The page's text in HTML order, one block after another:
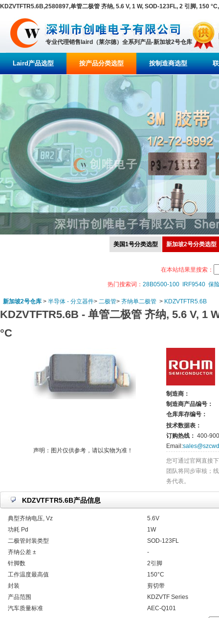
KDZVTFTR5.6B,2580897,单管二极管 齐纳, 5.6 V, 1 W, SOD-123FL, 2 引脚, 150
专业代理销售laird（莱尔德）全系列产品-新加坡2号仓库
Laird产品选型 按产品分类选型 按制造商选型
美国1号分类选型 新加坡2号分类选型
在本站结果里搜索：
热门搜索词： 28B0500-100 IRF9540 保
新加坡2号仓库 > 半导体 - 分立器件> 二极管> 齐纳单二极管 > KDZVTFTR5.6B
KDZVTFTR5.6B - 单管二极管 齐纳, 5.6 V, 1
°C
声明：图片仅供参考，请以实物为准！
制造商：
制造商产品编号：
仓库库存编号：
技术数据表：
订购热线： 400-
Email:
您可通过官网直接
团队将同步审核；
务代表。
KDZVTFTR5.6B产品信息
典型齐纳电压, Vz
5.6V
功耗 Pd
1W
二极管封装类型
SOD-123FL
齐纳公差 ±
-
针脚数
2引脚
工作温度最高值
150°C
封装
剪切带
产品范围
KDZVTF Series
汽车质量标准
AEC-Q101